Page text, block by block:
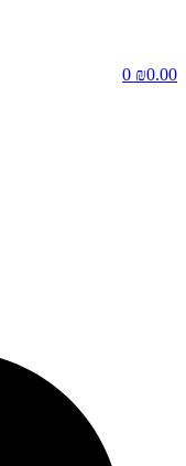
₪0.00
0